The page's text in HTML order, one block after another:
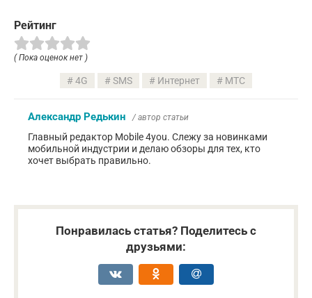
Рейтинг
( Пока оценок нет )
4G SMS Интернет МТС
Александр Редькин / автор статьи
Главный редактор Mobile 4you. Слежу за новинками
мобильной индустрии и делаю обзоры для тех, кто
хочет выбрать правильно.
Понравилась статья? Поделитесь с
друзьями: